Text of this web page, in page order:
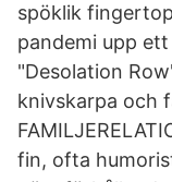
spöklik
pandemi upp
"Desolation
knivskarpa och
fin, ofta